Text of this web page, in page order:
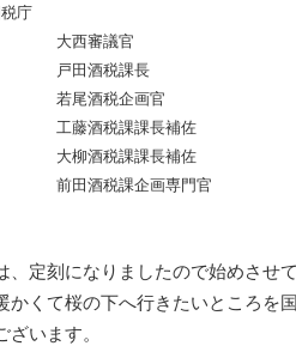
税庁
大西審議官
戸田酒税課長
若尾酒税企画官
工藤酒税課課長補佐
大柳酒税課課長補佐
前田酒税課企画専門官
、定刻になりましたので始めさせ
くて桜の下へ行きたいところを
ざいます。